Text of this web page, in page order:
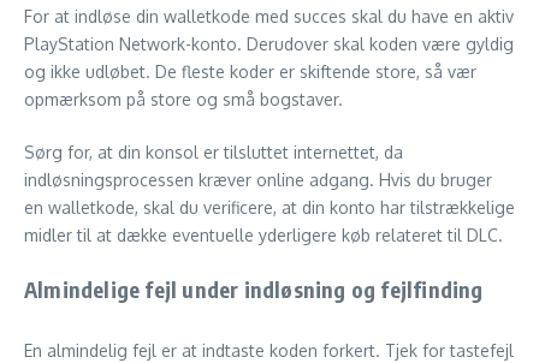
For at indløse din walletkode med succes skal du have en aktiv
PlayStation Network-konto. Derudover skal koden være gyldig
og ikke udløbet. De fleste koder er skiftende store, så vær
opmærksom på store og små bogstaver.
Sørg for, at din konsol er tilsluttet internettet, da
indløsningsprocessen kræver online adgang. Hvis du bruger
en walletkode, skal du verificere, at din konto har tilstrækkelige
midler til at dække eventuelle yderligere køb relateret til DLC.
Almindelige fejl under indløsning og fejlfinding
En almindelig fejl er at indtaste koden forkert. Tjek for tastefejl